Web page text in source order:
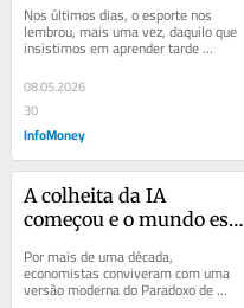
Nos últimos dias, o esporte nos
lembrou, mais uma vez, daquilo que
insistimos em aprender tarde
demais. Perdemos Oscar Schmidt, o
maior jogador de...
08.05.2026
30
InfoMoney
A colheita da IA
começou e o mundo está
Por mais de uma década,
economistas conviveram com uma
versão moderna do Paradoxo de